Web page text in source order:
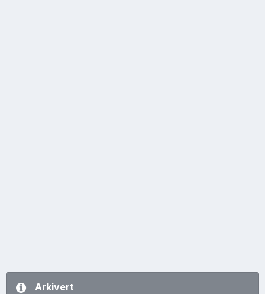
Arkivert